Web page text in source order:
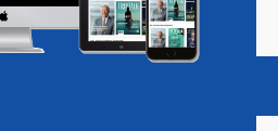
Podcasts Vacatures